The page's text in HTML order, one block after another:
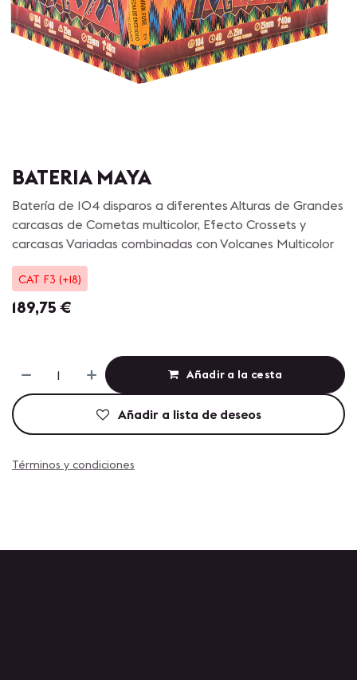
BATERIA MAYA
Batería de 104 disparos a diferentes Alturas de Grandes
carcasas de Cometas multicolor, Efecto Crossets y
carcasas Variadas combinadas con Volcanes Multicolor
CAT F3 (+18)
189,75 €
Añadir a la cesta
Añadir a lista de deseos
Términos y condiciones